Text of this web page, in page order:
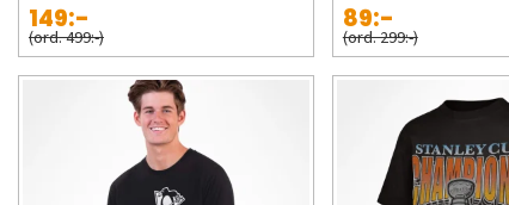
149:-
(ord. 499:-)
89:-
(ord. 299:-)